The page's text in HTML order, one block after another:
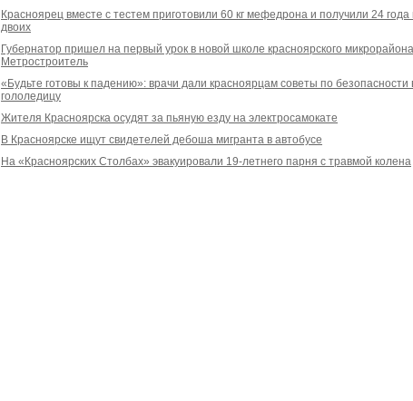
Красноярец вместе с тестем приготовили 60 кг мефедрона и получили 24
двоих
Губернатор пришел на первый урок в новой школе красноярского микрорайона
Метростроитель
«Будьте готовы к падению»: врачи дали красноярцам советы по безопасности
гололедицу
Жителя Красноярска осудят за пьяную езду на электросамокате
В Красноярске ищут свидетелей дебоша мигранта в автобусе
На «Красноярских Столбах» эвакуировали 19-летнего парня с травмой колена